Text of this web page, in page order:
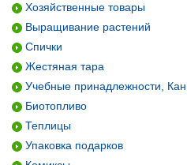
Хозяйственные товары
Выращивание растений
Спички
Жестяная тара
Учебные принадлежности,
Биотопливо
Теплицы
Упаковка подарков